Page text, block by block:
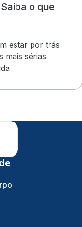
o que
estar por trás
mais sérias